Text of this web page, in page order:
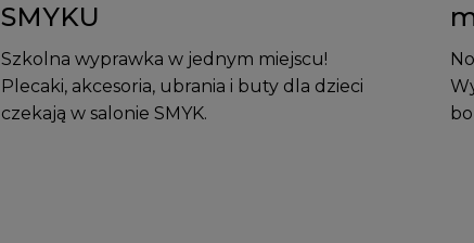
SMYKU
Szkolna wyprawka w jednym miejscu!
Plecaki, akcesoria, ubrania i buty dla dzieci
czekają w salonie SMYK.